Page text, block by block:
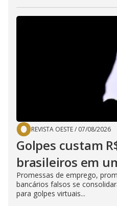
REVISTA OESTE/ 07/08/2026
Golpes custam
brasileiros em
Promessas de emprego,
bancários falsos se
para golpes virtuais...